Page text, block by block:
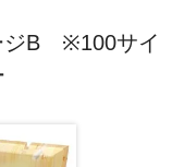
ジB ※100サイ